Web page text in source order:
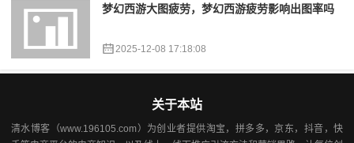
梦幻西游大图疲劳，梦幻西游疲劳影响出图率吗
2025-12-08 17:18:08
关于本站
清水博客（www.196105.com）为创业者提供淘宝，拼多多，京东，抖音，快